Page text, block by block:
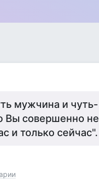
мужчина и чуть-
Вы совершенно не
и только сейчас".